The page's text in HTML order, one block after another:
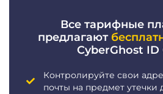
Все тарифные
предлагают
CyberGhost ID
Контролируйте свои
почты на предмет утечки